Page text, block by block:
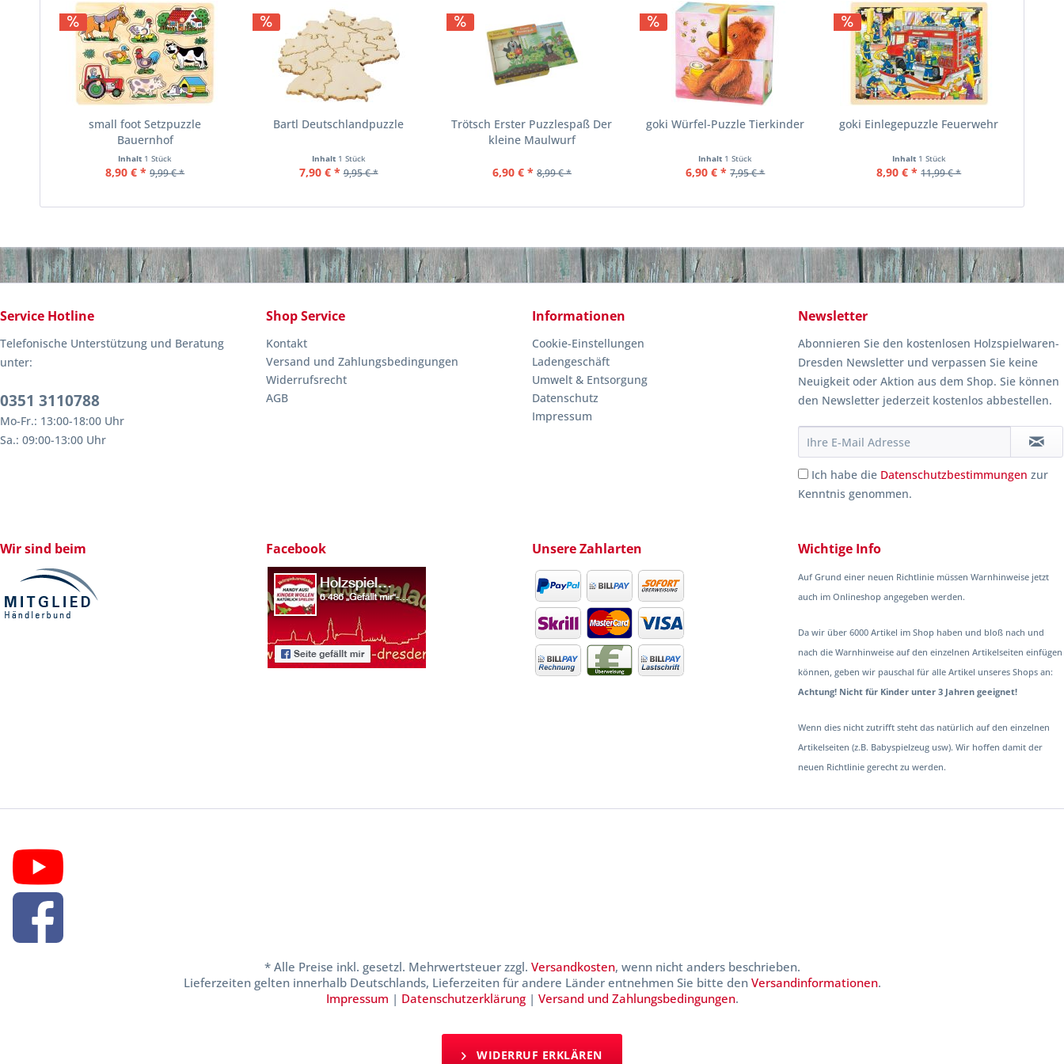
small foot Setzpuzzle
Bauernhof
Inhalt 1 Stück
8,90 € * 9,99 € *
Bartl Deutschlandpuzzle
Inhalt 1 Stück
7,90 € * 9,95 € *
Trötsch Erster Puzzlespaß Der
kleine Maulwurf
6,90 € * 8,99 € *
goki Würfel-Puzzle Tierkinder
Inhalt 1 Stück
6,90 € * 7,95 € *
goki Einlegepuzzle Feuerwehr
Inhalt 1 Stück
8,90 € * 11,99 € *
Service Hotline
Telefonische Unterstützung und Beratung
unter:
0351 3110788
Mo-Fr.: 13:00-18:00 Uhr
Sa.: 09:00-13:00 Uhr
Shop Service
Kontakt
Versand und Zahlungsbedingungen
Widerrufsrecht
AGB
Informationen
Cookie-Einstellungen
Ladengeschäft
Umwelt & Entsorgung
Datenschutz
Impressum
Newsletter
Abonnieren Sie den kostenlosen Holzspielwaren-
Dresden Newsletter und verpassen Sie keine
Neuigkeit oder Aktion aus dem Shop. Sie können
den Newsletter jederzeit kostenlos abbestellen.
Ich habe die Datenschutzbestimmungen zur
Kenntnis genommen.
Wir sind beim Facebook Unsere Zahlarten Wichtige Info
Auf Grund einer neuen Richtlinie müssen Warnhinweise jetzt
auch im Onlineshop angegeben werden.
Da wir über 6000 Artikel im Shop haben und bloß nach und
nach die Warnhinweise auf den einzelnen Artikelseiten einfügen
können, geben wir pauschal für alle Artikel unseres Shops an:
Achtung! Nicht für Kinder unter 3 Jahren geeignet!
Wenn dies nicht zutrifft steht das natürlich auf den einzelnen
Artikelseiten (z.B. Babyspielzeug usw). Wir hoffen damit der
neuen Richtlinie gerecht zu werden.
* Alle Preise inkl. gesetzl. Mehrwertsteuer zzgl. Versandkosten, wenn nicht anders beschrieben.
Lieferzeiten gelten innerhalb Deutschlands, Lieferzeiten für andere Länder entnehmen Sie bitte den Versandinformationen.
Impressum | Datenschutzerklärung| Versand und Zahlungsbedingungen.
WIDERRUF ERKLÄREN